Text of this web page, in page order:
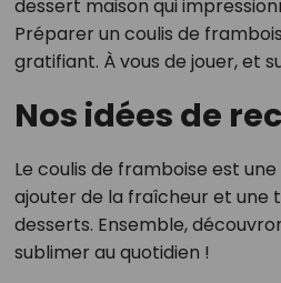
dessert maison qui
Préparer un coulis de
gratifiant. À vous de jouer, et
Nos idées de
Le coulis de framboise est
ajouter de la fraîcheur et une
desserts. Ensemble,
sublimer au quotidien !